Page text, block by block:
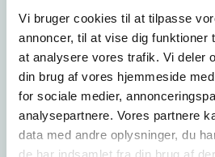
Vi bruger cookies til at tilpasse
annoncer, til at vise dig funktioner
at analysere vores trafik. Vi deler
din brug af vores hjemmeside
for sociale medier,
analysepartnere. Vores partnere
data med andre oplysninger, du
de har indsamlet fra din brug af
mængder sne
Kan bruges til både
Kører på batteri og er
I Danmark er der faste regler
eller en offentligt tilgængelig sti
sne. Hvis du arbejder som